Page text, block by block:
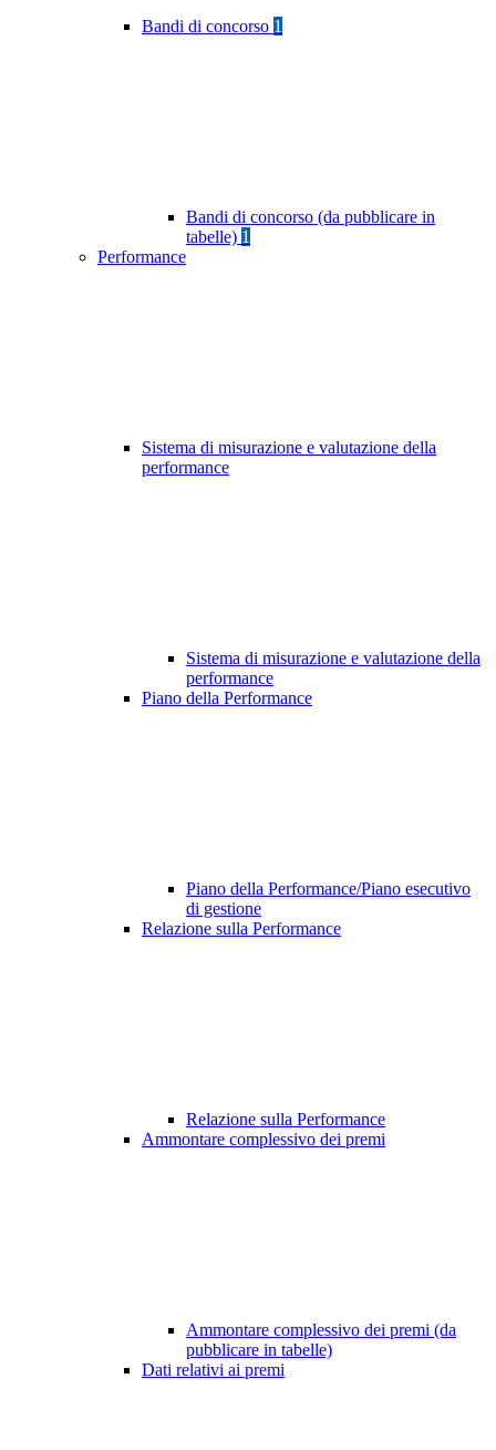
Bandi di concorso 1
Bandi di concorso (da pubblicare in
tabelle) 1
Performance
Sistema di misurazione e valutazione della
performance
Sistema di misurazione e valutazione della
performance
Piano della Performance
Piano della Performance/Piano esecutivo
di gestione
Relazione sulla Performance
Relazione sulla Performance
Ammontare complessivo dei premi
Ammontare complessivo dei premi (da
pubblicare in tabelle)
Dati relativi ai premi